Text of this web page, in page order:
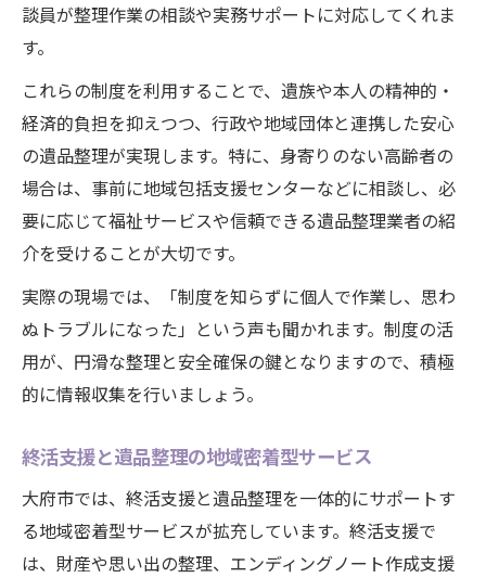
談員が整理作業の相談や実務サポートに対応してくれま
す。
これらの制度を利用することで、遺族や本人の精神的・
経済的負担を抑えつつ、行政や地域団体と連携した安心
の遺品整理が実現します。特に、身寄りのない高齢者の
場合は、事前に地域包括支援センターなどに相談し、必
要に応じて福祉サービスや信頼できる遺品整理業者の紹
介を受けることが大切です。
実際の現場では、「制度を知らずに個人で作業し、思わ
ぬトラブルになった」という声も聞かれます。制度の活
用が、円滑な整理と安全確保の鍵となりますので、積極
的に情報収集を行いましょう。
終活支援と遺品整理の地域密着型サービス
大府市では、終活支援と遺品整理を一体的にサポートす
る地域密着型サービスが拡充しています。終活支援で
は、財産や思い出の整理、エンディングノート作成支援